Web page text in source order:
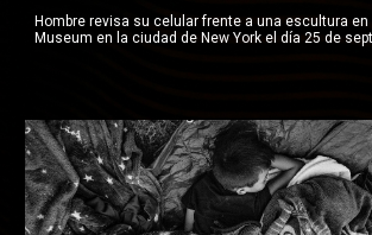
Hombre revisa su celular frente a una escultura
Museum en la ciudad de New York el día 25 de